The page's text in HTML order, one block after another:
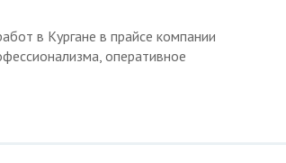
в Кургане в прайсе компании
оперативное